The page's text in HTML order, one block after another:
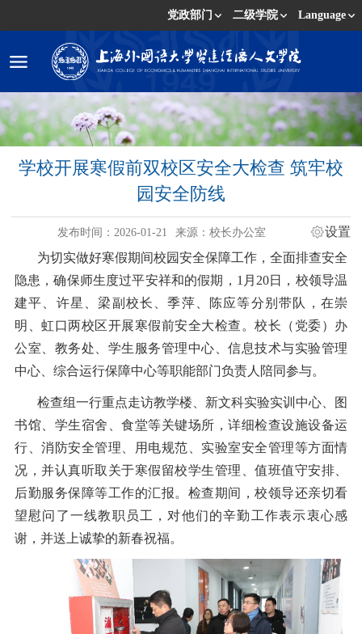
党政部门 二级学院 Language
学校开展寒假前双校区安全大检查 筑牢校
园安全防线
发布时间：2026-01-21 来源：校长办公室
设置
为切实做好寒假期间校园安全保障工作，全面排查安全
隐患，确保师生度过平安祥和的假期， 1 月 20日，校领导温
建平、许星、梁副校长、季萍、陈应等分别带队，在崇
明、虹口两校区开展寒假前安全大检查。校长（党委）办
公室、教务处、学生服务管理中心、信息技术与实验管理
中心、综合运行保障中心等职能部门负责人陪同参与。
检查组一行重点走访教学楼、新文科实验实训中心、图
书馆、学生宿舍、食堂等关键场所，详细检查设施设备运
行、消防安全管理、用电规范、实验室安全管理等方面情
况，并认真听取关于寒假留校学生管理、值班值守安排、
后勤服务保障等工作的汇报。检查期间，校领导还亲切看
望慰问了一线教职员工，对他们的辛勤工作表示衷心感
谢，并送上诚挚的新春祝福。